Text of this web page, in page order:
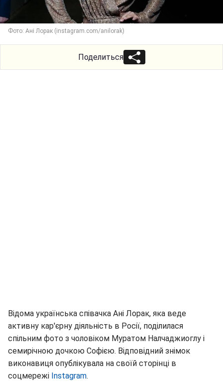
Фото: Ані Лорак (instagram.com/anilorak)
Поделиться
Відома українська співачка Ані Лорак, яка веде
активну кар'єрну діяльність в Росії, поділилася
спільним фото з чоловіком Муратом Налчаджиоглу і
семирічною дочкою Софією. Відповідний знімок
виконавиця опублікувала на своїй сторінці в
соцмережі Instagram.